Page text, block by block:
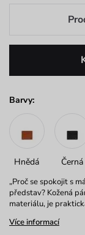
Barvy:
Hnědá Černá
„Proč se spokojit s
představ? Kožená
materiálu, je
Více informací